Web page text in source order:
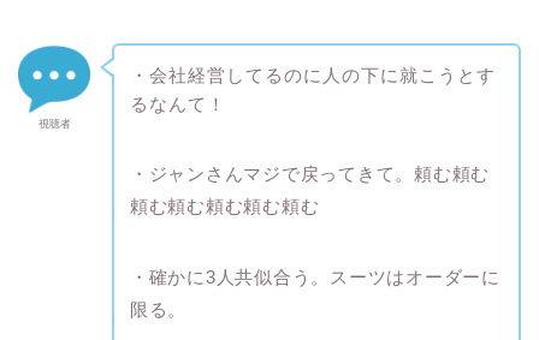
視聴者
・会社経営してるのに人の下に就こうとす
るなんて！
・ジャンさんマジで戻ってきて。頼む頼む
頼む頼む頼む頼む頼む
・確かに3人共似合う。スーツはオーダーに
限る。